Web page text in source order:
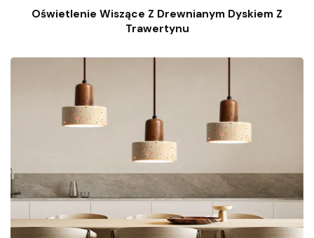
Oświetlenie Wiszące Z Drewnianym Dyskiem Z
Trawertynu